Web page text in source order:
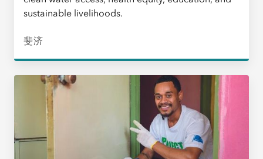
sustainable livelihoods.
斐济